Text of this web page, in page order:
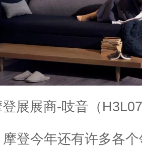
展展商-吱音（
登今年还有许多各